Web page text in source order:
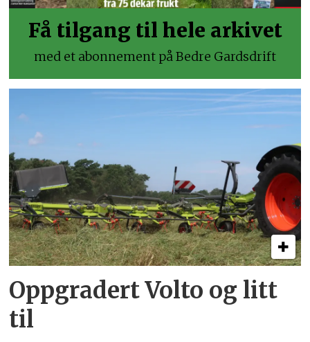
Få tilgang til hele arkivet
med et abonnement på Bedre Gardsdrift
Oppgradert Volto og litt
til